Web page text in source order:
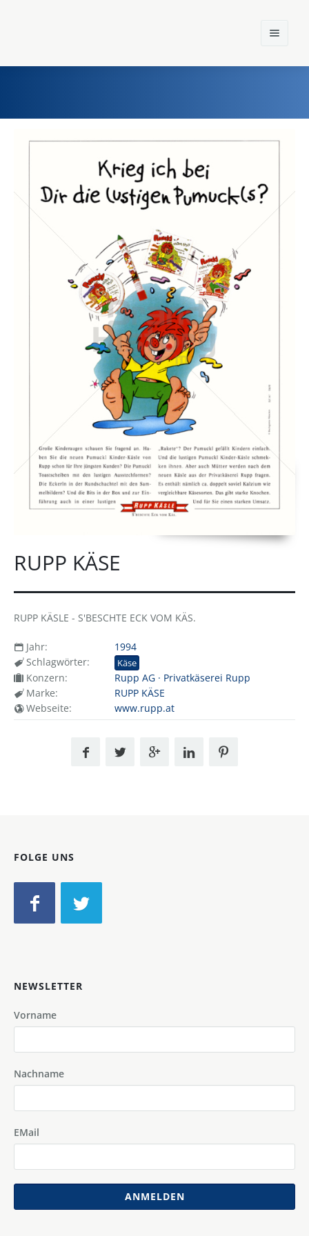
Marken
Konzerne
RUPP KÄSE
RUPP KÄSLE - S'BESCHTE ECK VOM KÄS.
Jahr:
1994
Schlagwörter:
Käse
Konzern:
Rupp AG · Privatkäserei Rupp
Marke:
RUPP KÄSE
Webseite:
www.rupp.at
FOLGE UNS
NEWSLETTER
Vorname
Nachname
EMail
ANMELDEN